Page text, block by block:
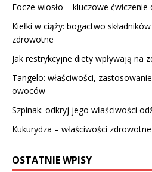
Focze wiosło – kluczowe
Kiełki w ciąży: bogactwo
zdrowotne
Jak restrykcyjne diety wpływają na
Tangelo: właściwości,
owoców
Szpinak: odkryj jego właściwości
Kukurydza – właściwości
OSTATNIE WPISY